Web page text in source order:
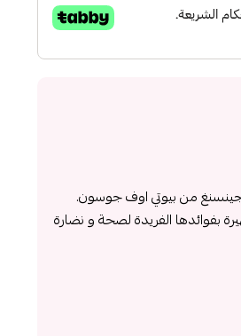
من بيوتي اوف جوسون.
بفوائدها الفريدة لصحة و نضارة